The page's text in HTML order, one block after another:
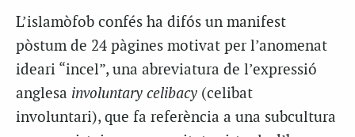
L’islamòfob confés ha difós un manifest
pòstum de 24 pàgines motivat per l’anomenat
ideari “incel”, una abreviatura de l’expressió
anglesa involuntary celibacy (celibat
involuntari), que fa referència a una subcultura